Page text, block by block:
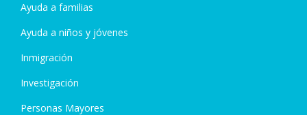
Ayuda a familias
Ayuda a niños y jóvenes
Inmigración
Investigación
Personas Mayores